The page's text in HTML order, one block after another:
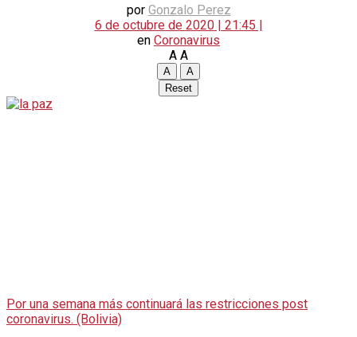
por Gonzalo Perez
6 de octubre de 2020 | 21:45 |
en Coronavirus
A A
A
A
Reset
Por una semana más continuará las restricciones post
coronavirus. (Bolivia)